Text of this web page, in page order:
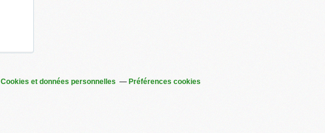
Cookies et données personnelles Préférences cookies